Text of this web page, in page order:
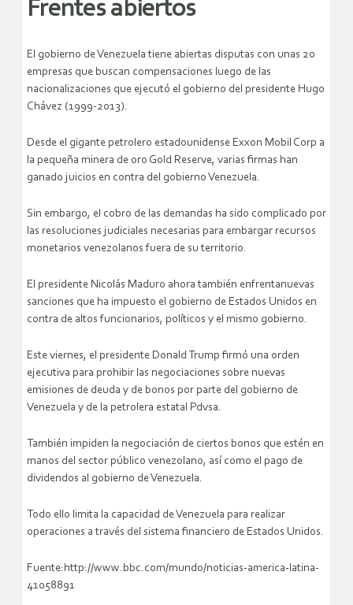
Frentes abiertos
El gobierno de Venezuela tiene abiertas disputas con unas 20
empresas que buscan compensaciones luego de las
nacionalizaciones que ejecutó el gobierno del presidente Hugo
Chávez (1999-2013).
Desde el gigante petrolero estadounidense Exxon Mobil Corp a
la pequeña minera de oro Gold Reserve, varias firmas han
ganado juicios en contra del gobierno Venezuela.
Sin embargo, el cobro de las demandas ha sido complicado por
las resoluciones judiciales necesarias para embargar recursos
monetarios venezolanos fuera de su territorio.
El presidente Nicolás Maduro ahora también enfrentanuevas
sanciones que ha impuesto el gobierno de Estados Unidos en
contra de altos funcionarios, políticos y el mismo gobierno.
Este viernes, el presidente Donald Trump firmó una orden
ejecutiva para prohibir las negociaciones sobre nuevas
emisiones de deuda y de bonos por parte del gobierno de
Venezuela y de la petrolera estatal Pdvsa.
También impiden la negociación de ciertos bonos que estén en
manos del sector público venezolano, así como el pago de
dividendos al gobierno de Venezuela.
Todo ello limita la capacidad de Venezuela para realizar
operaciones a través del sistema financiero de Estados Unidos.
Fuente:http://www.bbc.com/mundo/noticias-america-latina-
41058891